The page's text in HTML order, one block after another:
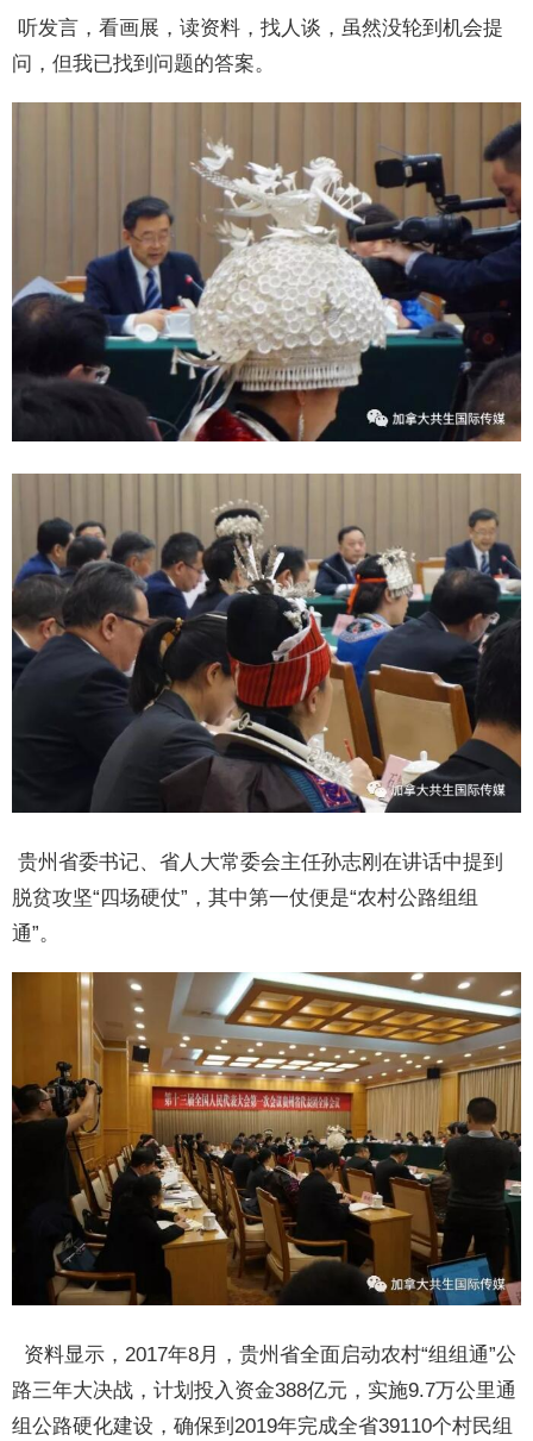
听发言，看画展，读资料，找人谈，虽然没轮到机会提
问，但我已找到问题的答案。
贵州省委书记、省人大常委会主任孙志刚在讲话中提到
脱贫攻坚“四场硬仗”，其中第一仗便是“农村公路组组
通”。
资料显示，2017年8月，贵州省全面启动农村“组组通”公
路三年大决战，计划投入资金388亿元，实施9.7万公里通
组公路硬化建设，确保到2019年完成全省39110个村民组